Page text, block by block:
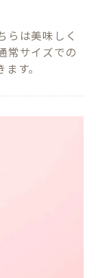
らは美味しく
常サイズでの
す。